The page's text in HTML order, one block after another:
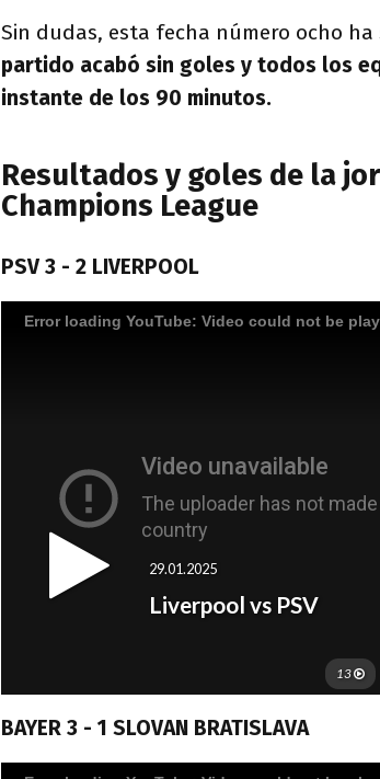
Sin dudas, esta fecha número ocho
partido acabó sin goles y todos los
instante de los 90 minutos.
Resultados y goles de la
Champions League
PSV 3 - 2 LIVERPOOL
BAYER 3 - 1 SLOVAN BRATISLAVA